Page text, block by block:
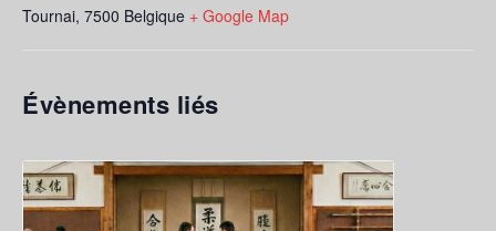
Tournai, 7500 Belgique + Google Map
Évènements liés